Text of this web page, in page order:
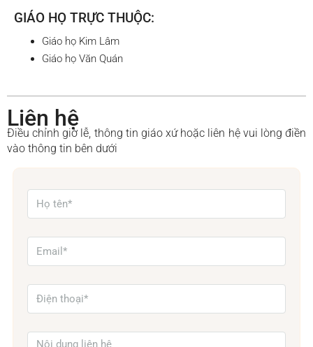
GIÁO HỌ TRỰC THUỘC:
Giáo họ Kim Lâm
Giáo họ Văn Quán
Liên hệ
Điều chỉnh giờ lễ, thông tin giáo xứ hoặc liên hệ vui lòng điền
vào thông tin bên dưới